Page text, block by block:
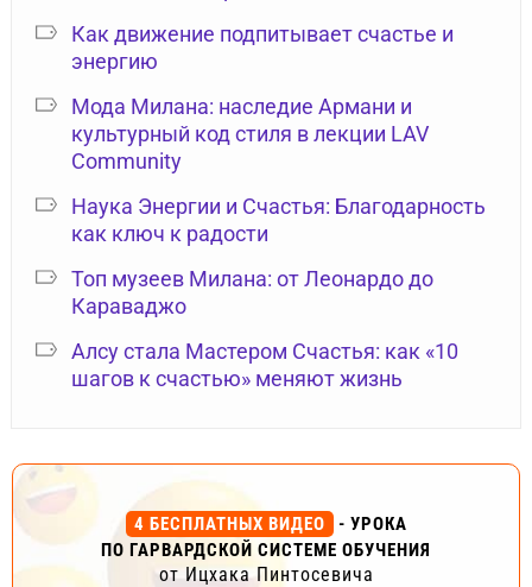
Как движение подпитывает счастье и
энергию
Мода Милана: наследие Армани и
культурный код стиля в лекции LAV
Community
Наука Энергии и Счастья: Благодарность
как ключ к радости
Топ музеев Милана: от Леонардо до
Караваджо
Алсу стала Мастером Счастья: как «10
шагов к счастью» меняют жизнь
4 БЕСПЛАТНЫХ ВИДЕО
- УРОКА
ПО ГАРВАРДСКОЙ СИСТЕМЕ ОБУЧЕНИЯ
от Ицхака Пинтосевича